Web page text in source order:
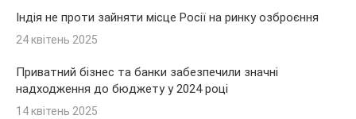
Індія не проти зайняти місце Росії на ринку озброєння
24 квітень 2025
Приватний бізнес та банки забезпечили значні
надходження до бюджету у 2024 році
14 квітень 2025